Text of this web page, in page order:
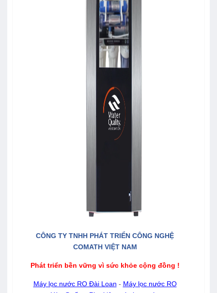
CÔNG TY TNHH PHÁT TRIỂN CÔNG NGHỆ
COMATH VIỆT NAM
Phát triển bền vững vì sức khỏe cộng đồng !
Máy lọc nước RO Đài Loan - Máy lọc nước RO